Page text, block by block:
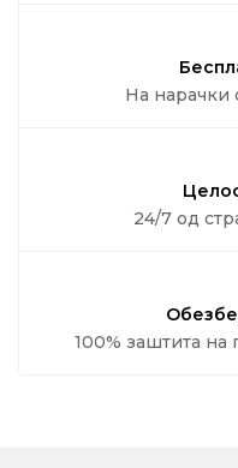
На нарачки
24/7 од
100% заштита на